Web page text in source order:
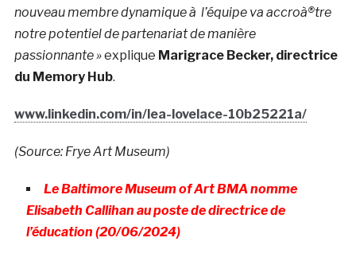
nouveau membre dynamique à l’équipe va accroà®tre
notre potentiel de partenariat de manière
passionnante »explique Marigrace Becker, directrice
du Memory Hub.
www.linkedin.com/in/lea-lovelace-10b25221a/
(Source: Frye Art Museum)
Le Baltimore Museum of Art BMA nomme
Elisabeth Callihan au poste de directrice de
l’éducation (20/06/2024)